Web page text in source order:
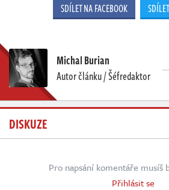
SDÍLET NA FACEBOOK
Michal Burian
Autor článku / Šéfredaktor
DISKUZE
Pro napsání komentáře musíš
Přihlásit se